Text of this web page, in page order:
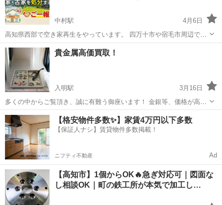
中村駅
4月6日
高知県西部で空き家再生をやっています。 四万十市や宿毛市周辺で空
き家の処分を考えられている方、ぜひ一度お話しさせて下さい。 ■ 空
き家、処分しませんか？ ・持っているだけで家には税金がかかります
・老朽化...
高知 四万十市 中村駅 その他
貴金属高価買取！
入明駅
3月16日
多くの中からご覧頂き、誠に有難う御座います！ 金銀等、価格が高騰
している中 沢山のご依頼・お問い合わせを頂いております🙇 ご自宅に
ある 貴金属・指輪・ネックレス・アクセサリー等 素材がご自身にて不
明な場合でも大丈夫です🙆 ...
高知 高知市 入明駅 その他 買取
【格安物件多数✨】家賃4万円以下多数
【保証人ナシ】賃貸物件多数掲載！
ニフティ不動産 Ad
【高知市】1個からOK🔥急ぎ対応可｜図面な
し相談OK｜町の鉄工所が本気で加工し…